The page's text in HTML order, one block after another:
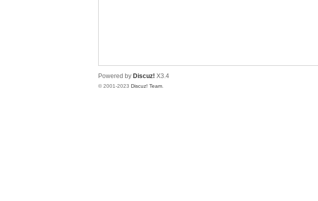
Powered by Discuz! X3.4
© 2001-2023 Discuz! Team